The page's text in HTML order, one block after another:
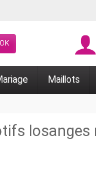
OK
Maillots